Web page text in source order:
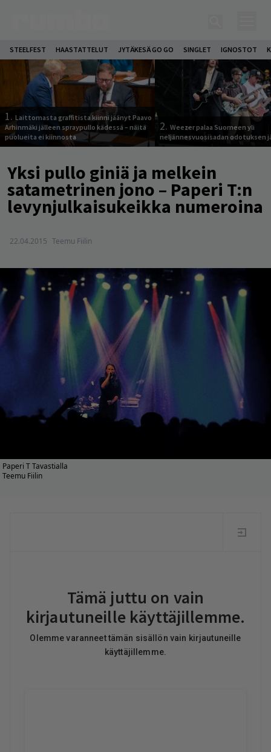
STEELFEST HAASTATTELUT JYTÄKESÄ GO GO SINGLET IGNOSTOT
1. Laittomasta graffitista kiinni jäänyt Paavo
Arhinmäki jälleen spraypullo kädessä – näitä
puolueita ei kiinnosta
2. Weezer palaa Suomeen yli
neljännesvuosisadan odotuksen
Yksi pullo giniä ja melkein
satametrinen jono – Paperi T:n
levynjulkaisukeikka numeroina
22.04.2015 Teemu Fiilin
Paperi T Tavastialla
Teemu Fiilin